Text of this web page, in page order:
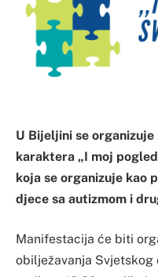
U Bijeljini se
karaktera „I moj
koja se organizuje kao
djece sa autizmom i
Manifestacija će biti
obilježavanja Svjetskog